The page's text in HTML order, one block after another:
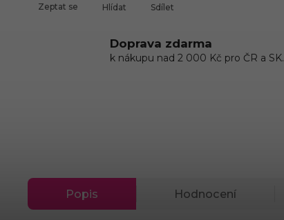
Zeptat se Hlídat Sdílet
Doprava zdarma
k nákupu nad 2 000 Kč pro ČR a SK.
Popis Hodnocení